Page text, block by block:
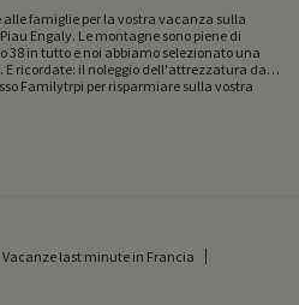
famiglie per la vostra vacanza sulla
Engaly. Le montagne sono piene di
38 in tutto e noi abbiamo selezionato una
ricordate: il noleggio dell'attrezzatura da
Familytrpi per risparmiare sulla vostra
Vacanze last minute in Francia